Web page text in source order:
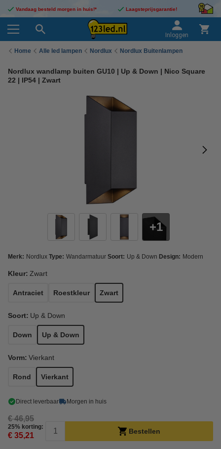
Vandaag besteld morgen in huis!* Laagsteprijsgarantie!
Inloggen
Home Alle led lampen Nordlux Nordlux Buitenlampen
Nordlux wandlamp buiten GU10 | Up & Down | Nico Square
22 | IP54 | Zwart
1
Merk: Nordlux Type: Wandarmatuur Soort: Up & Down Design: Modern
Kleur: Zwart
Antraciet Roestkleur Zwart
Soort: Up & Down
Down Up & Down
Vorm: Vierkant
Rond Vierkant
Direct leverbaar Morgen in huis
€ 46,95
25% korting:
€ 35,21 Bestellen